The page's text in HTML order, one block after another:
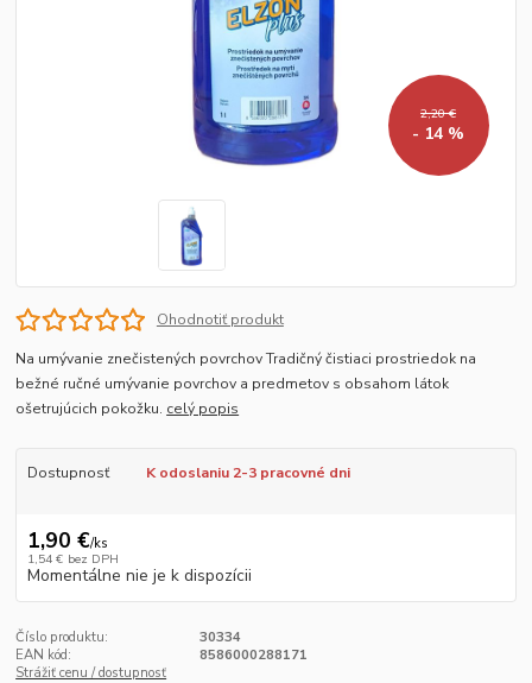
2,20 €
- 14 %
Ohodnotiť produkt
Na umývanie znečistených povrchov Tradičný čistiaci prostriedok na
bežné ručné umývanie povrchov a predmetov s obsahom látok
ošetrujúcich pokožku. celý popis
Dostupnosť K odoslaniu 2-3 pracovné dni
1,90 €/ks
1,54 € bez DPH
Momentálne nie je k dispozícii
Číslo produktu:
30334
EAN kód:
8586000288171
Strážiť cenu / dostupnosť